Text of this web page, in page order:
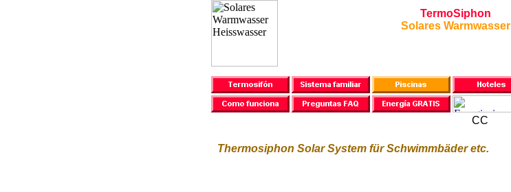
TermoSiphon
Solares Warmwasser
Thermosiphon Solar System für Schwimmbäder etc.
CC